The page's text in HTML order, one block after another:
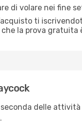
di volare nei fine
ti
la prova gratuita
delle